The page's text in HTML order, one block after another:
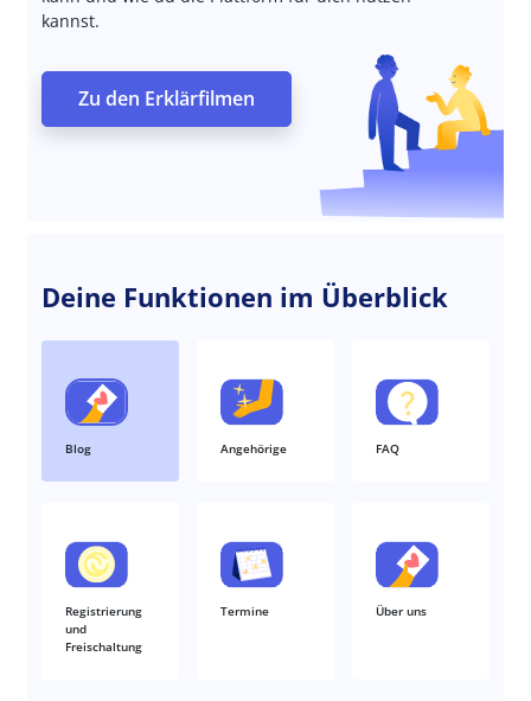
kannst.
Zu den Erklärfilmen
Deine Funktionen im Überblick
Blog Angehörige FAQ
Registrierung
und
Freischaltung
Termine Über uns